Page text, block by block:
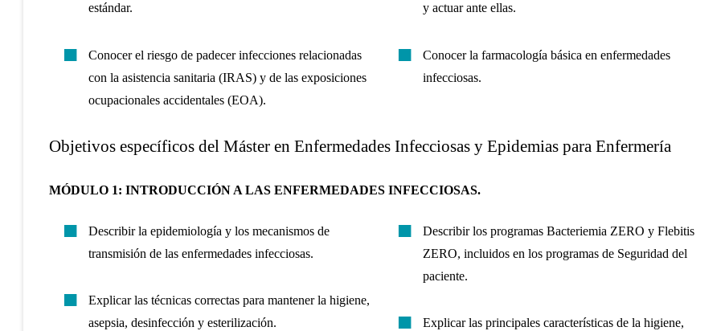
estándar.
Conocer el riesgo de padecer infecciones relacionadas
con la asistencia sanitaria (IRAS) y de las exposiciones
ocupacionales accidentales (EOA).
y actuar ante ellas.
Conocer la farmacología básica en enfermedades
infecciosas.
Objetivos específicos del Máster en Enfermedades Infecciosas y Epidemias para Enfermería
MÓDULO 1: INTRODUCCIÓN A LAS ENFERMEDADES INFECCIOSAS.
Describir la epidemiología y los mecanismos de
transmisión de las enfermedades infecciosas.
Explicar las técnicas correctas para mantener la higiene,
asepsia, desinfección y esterilización.
Describir los programas Bacteriemia ZERO y Flebitis
ZERO, incluidos en los programas de Seguridad del
paciente.
Explicar las principales características de la higiene,